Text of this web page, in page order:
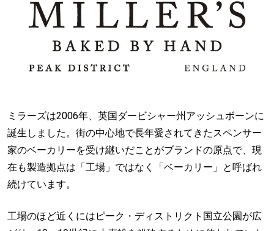
ミラーズは2006年、英国ダービシャー州アッシュボーンに
誕生しました。街の中心地で長年愛されてきたスペンサー
家のベーカリーを受け継いだことがブランドの原点で、現
在も製造拠点は「工場」ではなく「ベーカリー」と呼ばれ
続けています。
工場のほど近くにはピーク・ディストリクト国立公園が広